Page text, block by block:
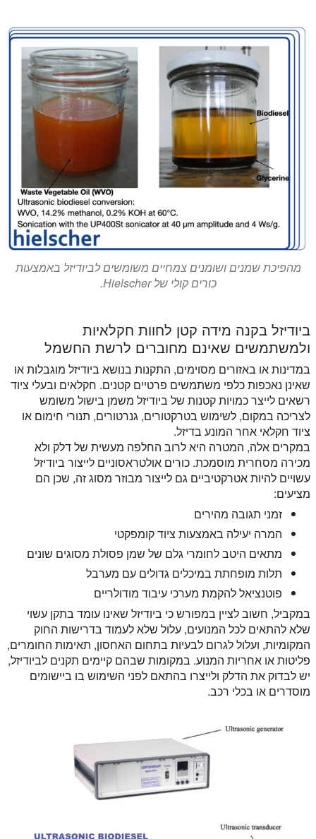
מהפיכת שמנים ושומנים צמחיים משומשים לביודיזל באמצעות
כורים קולי של Hielscher.
ביודיזל בקנה מידה קטן לחוות חקלאיות
ולמשתמשים שאינם מחוברים לרשת החשמל
במדינות או באזורים מסוימים, התקנות בנושא ביודיזל מוגבלות או
שאינן נאכפות כלפי משתמשים פרטיים קטנים. חקלאים ובעלי ציוד
רשאים לייצר כמויות קטנות של ביודיזל משמן בישול משומש
לצריכה במקום, לשימוש בטרקטורים, גנרטורים, תנורי חימום או
ציוד חקלאי אחר המונע בדיזל.
במקרים אלה, המטרה היא לרוב החלפה מעשית של דלק ולא
מכירה מסחרית מוסמכת. כורים אולטראסוניים לייצור ביודיזל
עשויים להיות אטרקטיביים גם לייצור מבוזר מסוג זה, שכן הם
מציעים:
זמני תגובה מהירים
המרה יעילה באמצעות ציוד קומפקטי
מתאים היטב לחומרי גלם של שמן פסולת מסוגים שונים
תלות מופחתת במיכלים גדולים עם מערבל
פוטנציאל להקמת מערכי עיבוד מודולריים
במקביל, חשוב לציין במפורש כי ביודיזל שאינו עומד בתקן עשוי
שלא להתאים לכל המנועים, עלול שלא לעמוד בדרישות החוק
המקומיות, ועלול לגרום לבעיות בתחום האחסון, תאימות החומרים,
פליטות או אחריות המנוע. במקומות שבהם קיימים תקנים לביודיזל,
יש לבדוק את הדלק ולייצרו בהתאם לפני השימוש בו ביישומים
מוסדרים או בכלי רכב.